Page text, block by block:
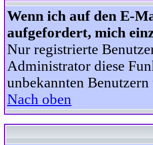
Wenn ich auf den E-
aufgefordert, mich
Nur registrierte
Administrator diese
unbekannten
Nach oben